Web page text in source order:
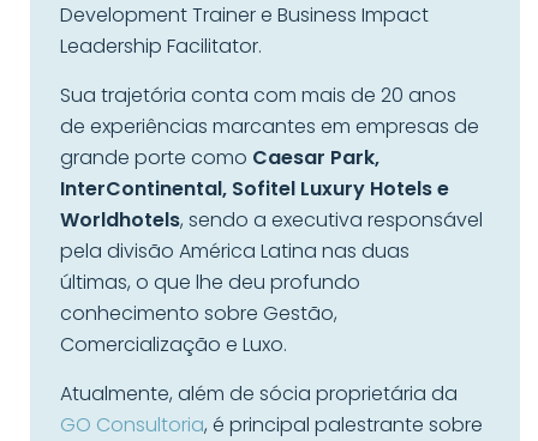
Development Trainer e Business Impact
Leadership Facilitator.
Sua trajetória conta com mais de 20 anos
de experiências marcantes em empresas de
grande porte como Caesar Park,
InterContinental, Sofitel Luxury Hotels e
Worldhotels, sendo a executiva responsável
pela divisão América Latina nas duas
últimas, o que lhe deu profundo
conhecimento sobre Gestão,
Comercialização e Luxo.
Atualmente, além de sócia proprietária da
GO Consultoria, é principal palestrante sobre